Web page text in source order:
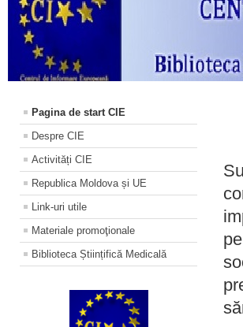
Pagina de start CIE
Despre CIE
Activități CIE
Republica Moldova și UE
Link-uri utile
Materiale promoţionale
Biblioteca Științifică Medicală